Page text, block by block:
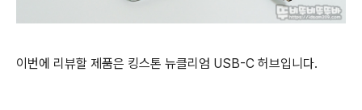
이번에 리뷰할 제품은 킹스톤 뉴클리엄 USB-C 허브입니다.